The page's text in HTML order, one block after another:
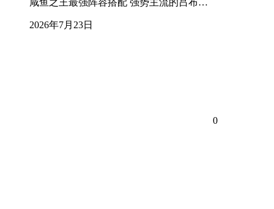
咸鱼之王最强阵容搭配 强势主流的吕布…
2026年7月23日
0